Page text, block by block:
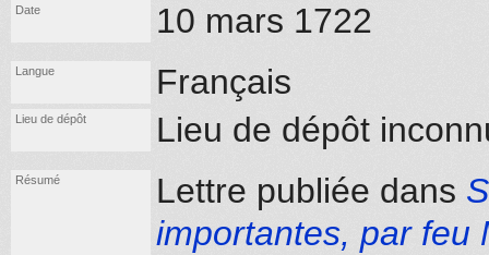
Date 10 mars 1722
Langue Français
Lieu de dépôt Lieu de dépôt
Résumé Lettre publiée dans
importantes, par feu